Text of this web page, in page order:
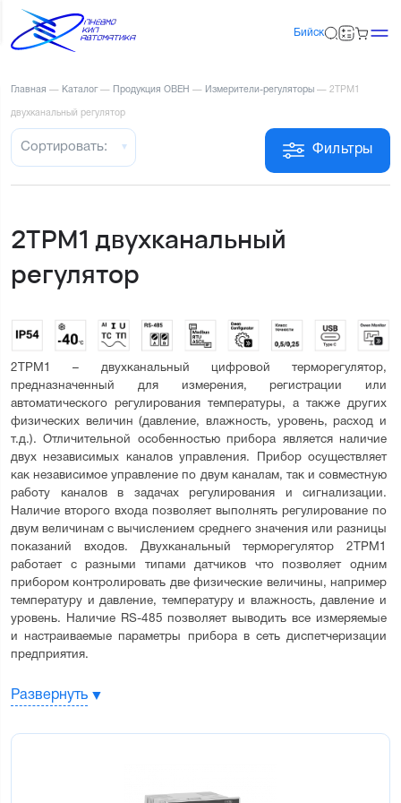
Бийск
Главная — Каталог — Продукция ОВЕН — Измерители-регуляторы — 2ТРМ1
двухканальный регулятор
Фильтры
Сортировать:
2ТРМ1 двухканальный
регулятор
2ТРМ1 – двухканальный цифровой терморегулятор,
предназначенный для измерения, регистрации или
автоматического регулирования температуры, а также других
физических величин (давление, влажность, уровень, расход и
т.д.). Отличительной особенностью прибора является наличие
двух независимых каналов управления. Прибор осуществляет
как независимое управление по двум каналам, так и совместную
работу каналов в задачах регулирования и сигнализации.
Наличие второго входа позволяет выполнять регулирование по
двум величинам с вычислением среднего значения или разницы
показаний входов. Двухканальный терморегулятор 2ТРМ1
работает с разными типами датчиков что позволяет одним
прибором контролировать две физические величины, например
температуру и давление, температуру и влажность, давление и
уровень. Наличие RS-485 позволяет выводить все измеряемые
и настраиваемые параметры прибора в сеть диспетчеризации
предприятия.
измерений России и выпускается с первичной поверкой
соответствия ЕАС и свидетельство о типовом одобрении РМРС
Развернуть